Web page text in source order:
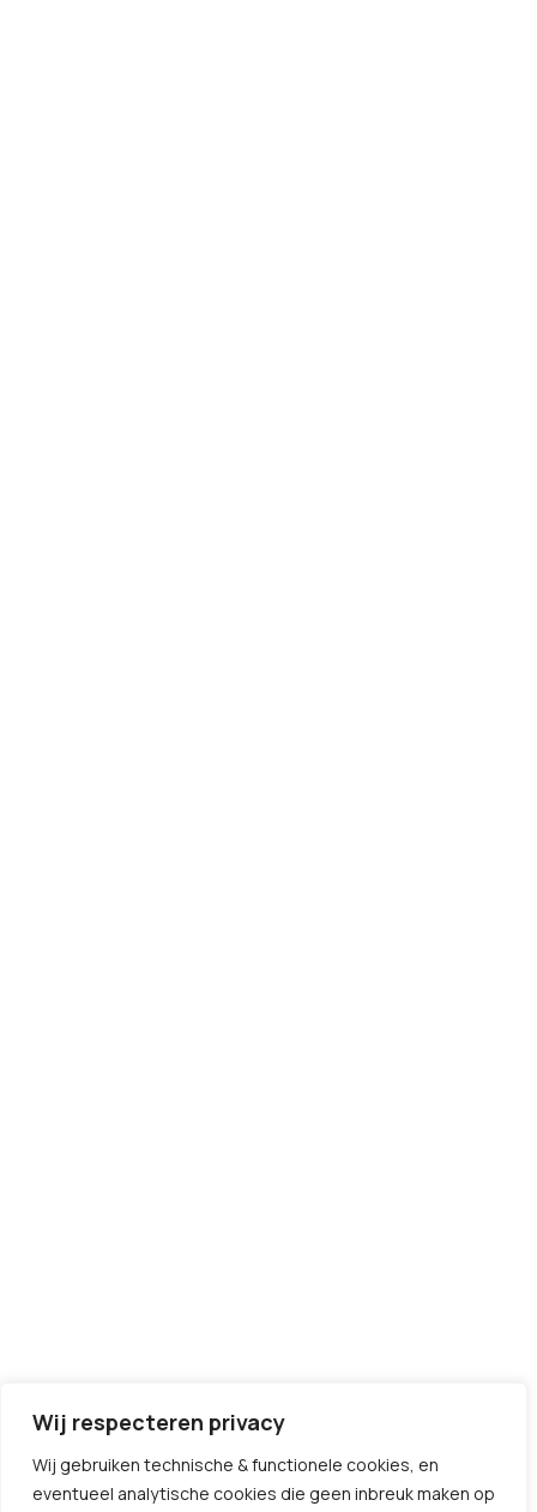
Wij respecteren privacy
Wij gebruiken technische & functionele cookies, en
eventueel analytische cookies die geen inbreuk maken op